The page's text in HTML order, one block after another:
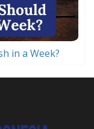
in a Week?